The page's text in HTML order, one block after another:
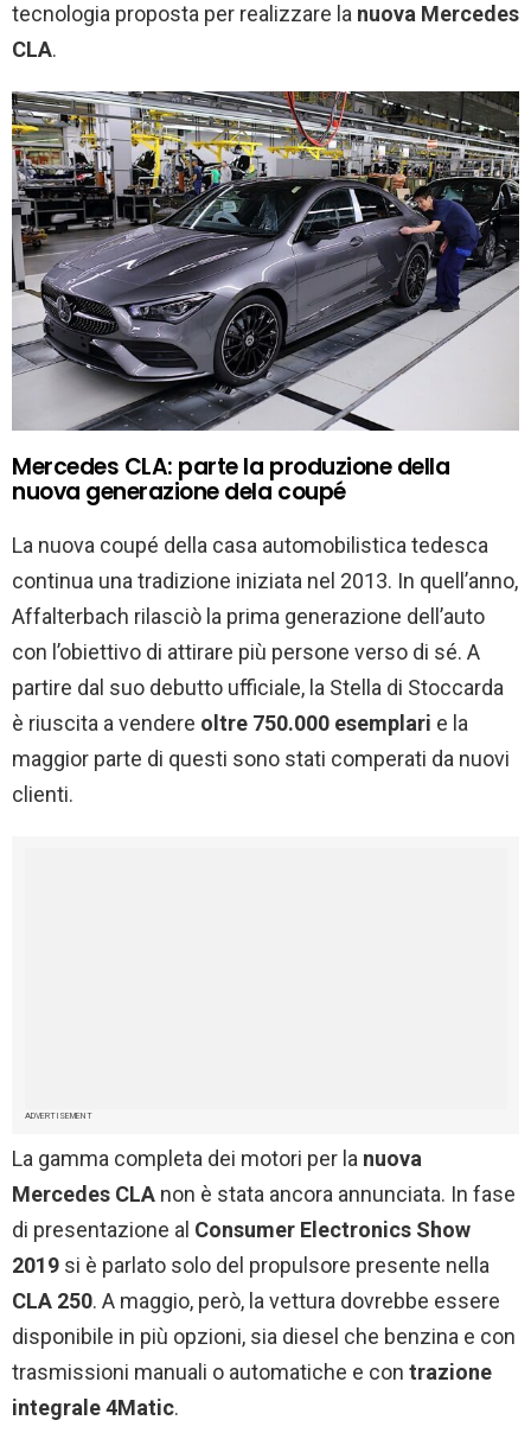
tecnologia proposta per realizzare la nuova Mercedes
CLA.
Mercedes CLA: parte la produzione della
nuova generazione dela coupé
La nuova coupé della casa automobilistica tedesca
continua una tradizione iniziata nel 2013. In quell’anno,
Affalterbach rilasciò la prima generazione dell’auto
con l’obiettivo di attirare più persone verso di sé. A
partire dal suo debutto ufficiale, la Stella di Stoccarda
è riuscita a vendere oltre 750.000 esemplari e la
maggior parte di questi sono stati comperati da nuovi
clienti.
ADVERTISEMENT
La gamma completa dei motori per la nuova
Mercedes CLA non è stata ancora annunciata. In fase
di presentazione al Consumer Electronics Show
2019 si è parlato solo del propulsore presente nella
CLA 250. A maggio, però, la vettura dovrebbe essere
disponibile in più opzioni, sia diesel che benzina e con
trasmissioni manuali o automatiche e con trazione
integrale 4Matic.